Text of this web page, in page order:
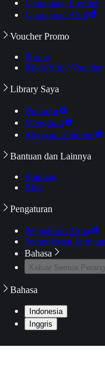
Langganan Premier
Langganan Aktif
Voucher Promo
Promo
Pakai Kode Voucher
Library Saya
Daftarku
Mengikuti
Riwayat Tontonan
Bantuan dan Lainnya
Bantuan
Blog
Pengaturan
Pengaturan Akun
Pemeriksaan Jaringan
Bahasa
Keluar Semua
Bahasa
Indonesia
Inggris